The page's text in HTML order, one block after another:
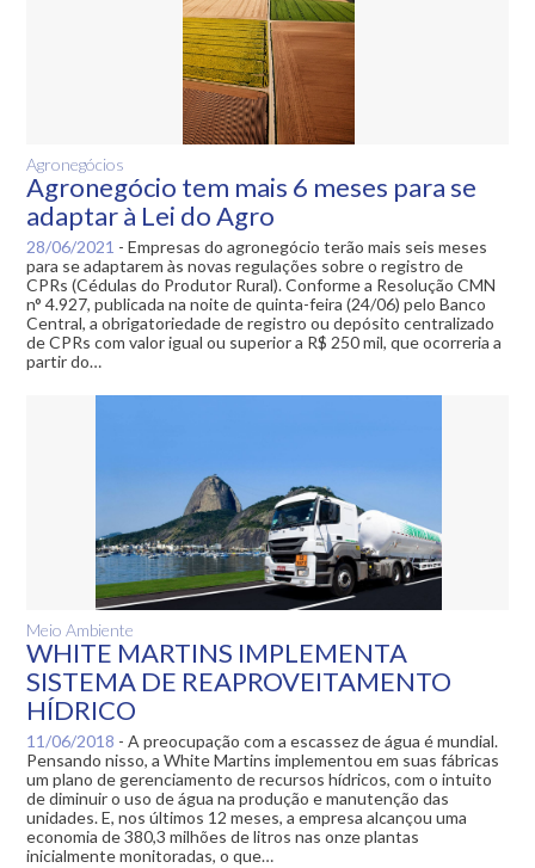
Agronegócios
Agronegócio tem mais 6 meses para se
adaptar à Lei do Agro
28/06/2021 -Empresas do agronegócio terão mais seis meses
para se adaptarem às novas regulações sobre o registro de
CPRs (Cédulas do Produtor Rural). Conforme a Resolução CMN
n° 4.927, publicada na noite de quinta-feira (24/06) pelo Banco
Central, a obrigatoriedade de registro ou depósito centralizado
de CPRs com valor igual ou superior a R$ 250 mil, que ocorreria a
partir do…
Meio Ambiente
WHITE MARTINS IMPLEMENTA
SISTEMA DE REAPROVEITAMENTO
HÍDRICO
11/06/2018 -A preocupação com a escassez de água é mundial.
Pensando nisso, a White Martins implementou em suas fábricas
um plano de gerenciamento de recursos hídricos, com o intuito
de diminuir o uso de água na produção e manutenção das
unidades. E, nos últimos 12 meses, a empresa alcançou uma
economia de 380,3 milhões de litros nas onze plantas
inicialmente monitoradas, o que…